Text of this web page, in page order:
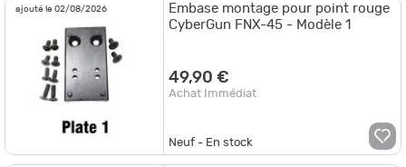
ajouté le 02/08/2026
Embase montage pour point rouge
CyberGun FNX-45 - Modèle 1
49,90 €
Achat Immédiat
Neuf - En stock